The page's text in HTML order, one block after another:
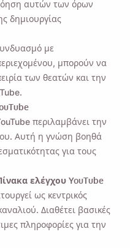
αυτών των όρων
δημιουργίας
με
μπορούν να
των θεατών και την
περιλαμβάνει την
Αυτή η γνώση βοηθά
για τους
ελέγχου YouTube
ως κεντρικός
Διαθέτει βασικές
πληροφορίες για την
🔔
υπενθύμιση για
επιστρέψετε σε
ή Windows.